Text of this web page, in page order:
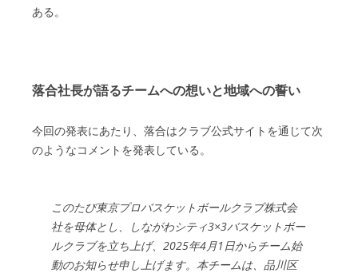
ある。
落合社長が語るチームへの想いと地域への誓い
今回の発表にあたり、落合はクラブ公式サイトを通じて次
のようなコメントを発表している。
このたび東京プロバスケットボールクラブ株式会
社を母体とし、しながわシティ3×3バスケットボー
ルクラブを立ち上げ、2025年4月1日からチーム始
動のお知らせ申し上げます。本チームは、品川区